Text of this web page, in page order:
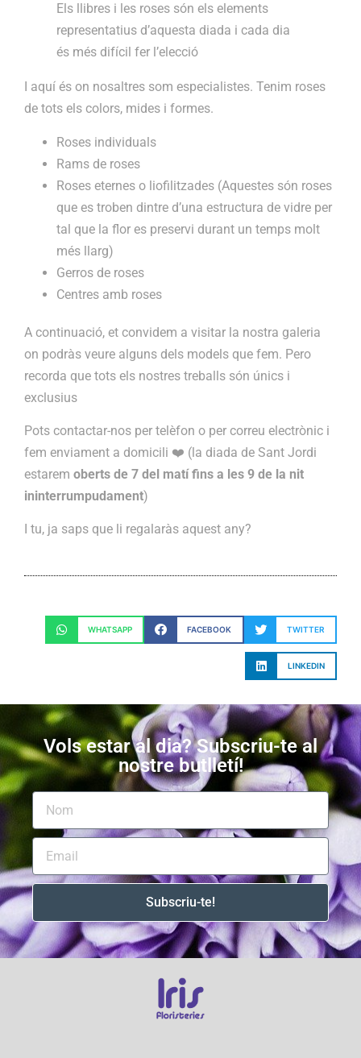
Els llibres i les roses són els elements
representatius d’aquesta diada i cada dia
és més difícil fer l’elecció
I aquí és on nosaltres som especialistes. Tenim roses
de tots els colors, mides i formes.
Roses individuals
Rams de roses
Roses eternes o liofilitzades (Aquestes són roses
que es troben dintre d’una estructura de vidre per
tal que la flor es preservi durant un temps molt
més llarg)
Gerros de roses
Centres amb roses
A continuació, et convidem a visitar la nostra galeria
on podràs veure alguns dels models que fem. Pero
recorda que tots els nostres treballs són únics i
exclusius
Pots contactar-nos per telèfon o per correu electrònic i
fem enviament a domicili ❤️️ (la diada de Sant Jordi
estarem oberts de 7 del matí fins a les 9 de la nit
ininterrumpudament)
I tu, ja saps que li regalaràs aquest any?
WHATSAPP FACEBOOK TWITTER
LINKEDIN
Vols estar al dia? Subscriu-te al
nostre butlletí!
Subscriu-te!